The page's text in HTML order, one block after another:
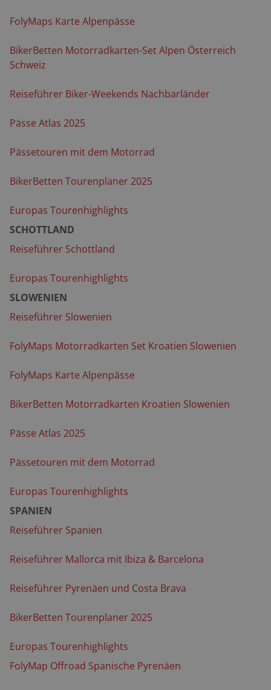
FolyMaps Karte Alpenpässe
BikerBetten Motorradkarten-Set Alpen Österreich
Schweiz
Reiseführer Biker-Weekends Nachbarländer
Pässe Atlas 2025
Pässetouren mit dem Motorrad
BikerBetten Tourenplaner 2025
Europas Tourenhighlights
SCHOTTLAND
Reiseführer Schottland
Europas Tourenhighlights
SLOWENIEN
Reiseführer Slowenien
FolyMaps Motorradkarten Set Kroatien Slowenien
FolyMaps Karte Alpenpässe
BikerBetten Motorradkarten Kroatien Slowenien
Pässe Atlas 2025
Pässetouren mit dem Motorrad
Europas Tourenhighlights
SPANIEN
Reiseführer Spanien
Reiseführer Mallorca mit Ibiza & Barcelona
Reiseführer Pyrenäen und Costa Brava
BikerBetten Tourenplaner 2025
Europas Tourenhighlights
FolyMap Offroad Spanische Pyrenäen